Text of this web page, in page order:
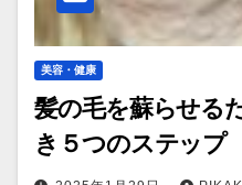
美容・健康
髪の毛を蘇らせる
き５つのステップ